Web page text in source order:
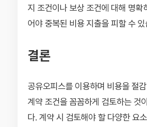
지 조건이나 보상 조건에 대해 명확
어야 중복된 비용 지출을 피할 수 있
결론
공유오피스를 이용하며 비용을 절
계약 조건을 꼼꼼하게 검토하는 것
다. 계약 시 검토해야 할 다양한 요